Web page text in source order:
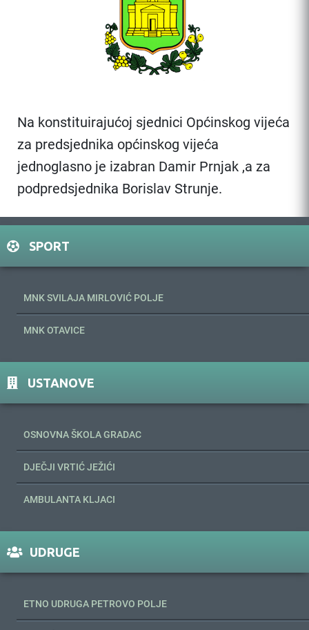
Na konstituirajućoj sjednici Općinskog vijeća
za predsjednika općinskog vijeća
jednoglasno je izabran Damir Prnjak ,a za
podpredsjednika Borislav Strunje.
SPORT
MNK SVILAJA MIRLOVIĆ POLJE
MNK OTAVICE
USTANOVE
OSNOVNA ŠKOLA GRADAC
DJEČJI VRTIĆ JEŽIĆI
AMBULANTA KLJACI
UDRUGE
ETNO UDRUGA PETROVO POLJE